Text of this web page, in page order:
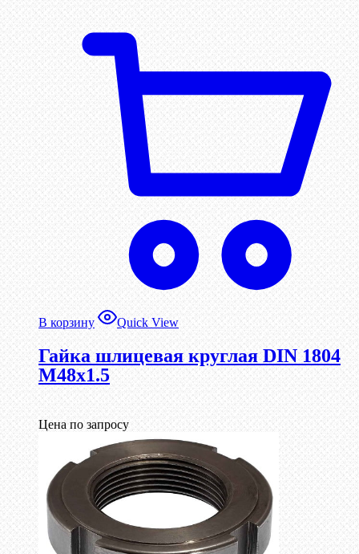
В корзину Quick View
Гайка шлицевая круглая DIN 1804
М48х1.5
Цена по запросу